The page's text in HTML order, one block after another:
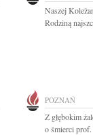
Naszej
Rodziną
POZNAŃ
Z głębokim
o śmierci